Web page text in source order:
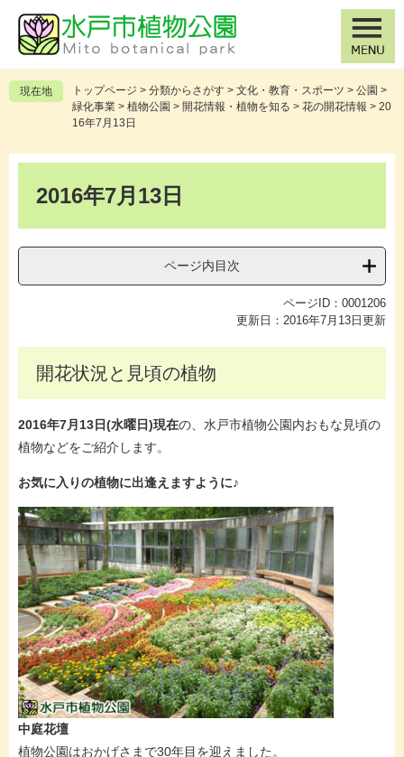
の
先
頭
ー
を
飛
現在地 トップページ > 分類からさがす > 文化・教育・スポーツ > 公園 >
緑化事業 > 植物公園 > 開花情報・植物を知る > 花の開花情報 > 20
16年7月13日
2016年7月13日
ページ内目次
ページID：0001206
更新日：2016年7月13日更新
開花状況と見頃の植物
2016年7月13日(水曜日)現在の、水戸市植物公園内おもな見頃の
植物などをご紹介します。
お気に入りの植物に出逢えますように♪
中庭花壇
植物公園はおかげさまで30年目を迎えました。